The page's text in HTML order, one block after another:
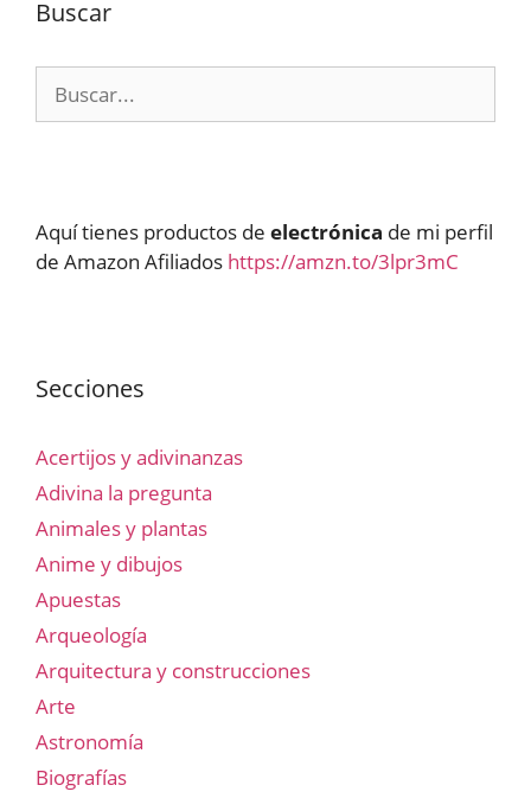
Buscar
Aquí tienes productos de electrónica de mi perfil
de Amazon Afiliados https://amzn.to/3lpr3mC
Secciones
Acertijos y adivinanzas
Adivina la pregunta
Animales y plantas
Anime y dibujos
Apuestas
Arqueología
Arquitectura y construcciones
Arte
Astronomía
Biografías